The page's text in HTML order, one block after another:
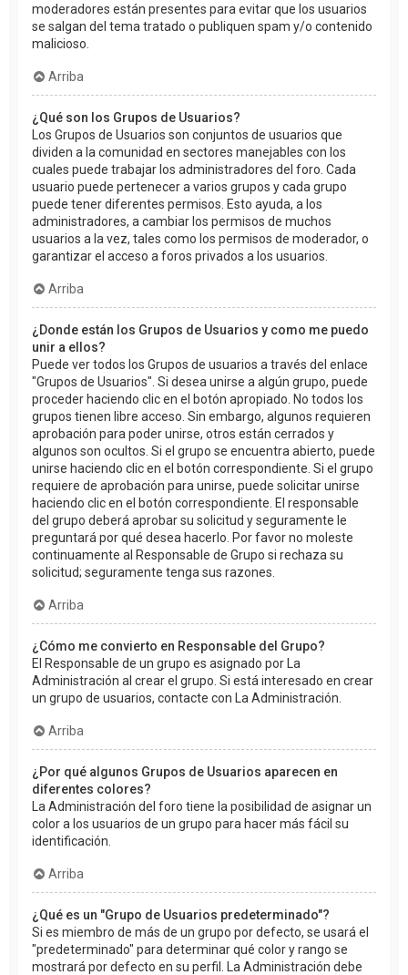
moderadores están presentes para evitar que los usuarios
se salgan del tema tratado o publiquen spam y/o contenido
malicioso.
Arriba
¿Qué son los Grupos de Usuarios?
Los Grupos de Usuarios son conjuntos de usuarios que
dividen a la comunidad en sectores manejables con los
cuales puede trabajar los administradores del foro. Cada
usuario puede pertenecer a varios grupos y cada grupo
puede tener diferentes permisos. Esto ayuda, a los
administradores, a cambiar los permisos de muchos
usuarios a la vez, tales como los permisos de moderador, o
garantizar el acceso a foros privados a los usuarios.
Arriba
¿Donde están los Grupos de Usuarios y como me puedo
unir a ellos?
Puede ver todos los Grupos de usuarios a través del enlace
"Grupos de Usuarios". Si desea unirse a algún grupo, puede
proceder haciendo clic en el botón apropiado. No todos los
grupos tienen libre acceso. Sin embargo, algunos requieren
aprobación para poder unirse, otros están cerrados y
algunos son ocultos. Si el grupo se encuentra abierto, puede
unirse haciendo clic en el botón correspondiente. Si el grupo
requiere de aprobación para unirse, puede solicitar unirse
haciendo clic en el botón correspondiente. El responsable
del grupo deberá aprobar su solicitud y seguramente le
preguntará por qué desea hacerlo. Por favor no moleste
continuamente al Responsable de Grupo si rechaza su
solicitud; seguramente tenga sus razones.
Arriba
¿Cómo me convierto en Responsable del Grupo?
El Responsable de un grupo es asignado por La
Administración al crear el grupo. Si está interesado en crear
un grupo de usuarios, contacte con La Administración.
Arriba
¿Por qué algunos Grupos de Usuarios aparecen en
diferentes colores?
La Administración del foro tiene la posibilidad de asignar un
color a los usuarios de un grupo para hacer más fácil su
identificación.
Arriba
¿Qué es un "Grupo de Usuarios predeterminado"?
Si es miembro de más de un grupo por defecto, se usará el
"predeterminado" para determinar qué color y rango se
mostrará por defecto en su perfil. La Administración debe